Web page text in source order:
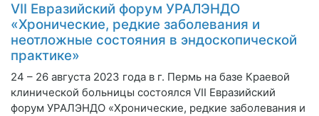
VII Евразийский форум УРАЛЭНДО
«Хронические, редкие заболевания и
неотложные состояния в эндоскопической
практике»
24 – 26 августа 2023 года в г. Пермь на базе Краевой
клинической больницы состоялся VII Евразийский
форум УРАЛЭНДО «Хронические, редкие заболевания и